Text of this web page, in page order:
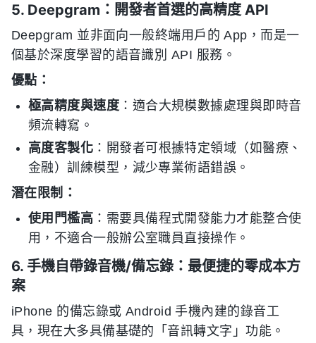
5. Deepgram：開發者首選的高精度 API
Deepgram 並非面向一般終端用戶的 App，而是一
個基於深度學習的語音識別 API 服務。
優點：
極高精度與速度 ：適合大規模數據處理與即時音
頻流轉寫。
高度客製化 ：開發者可根據特定領域（如醫療、
金融）訓練模型，減少專業術語錯誤。
潛在限制：
使用門檻高 ：需要具備程式開發能力才能整合使
用，不適合一般辦公室職員直接操作。
6. 手機自帶錄音機/備忘錄：最便捷的零成本方
案
iPhone 的備忘錄或 Android 手機內建的錄音工
具，現在大多具備基礎的「音訊轉文字」功能。